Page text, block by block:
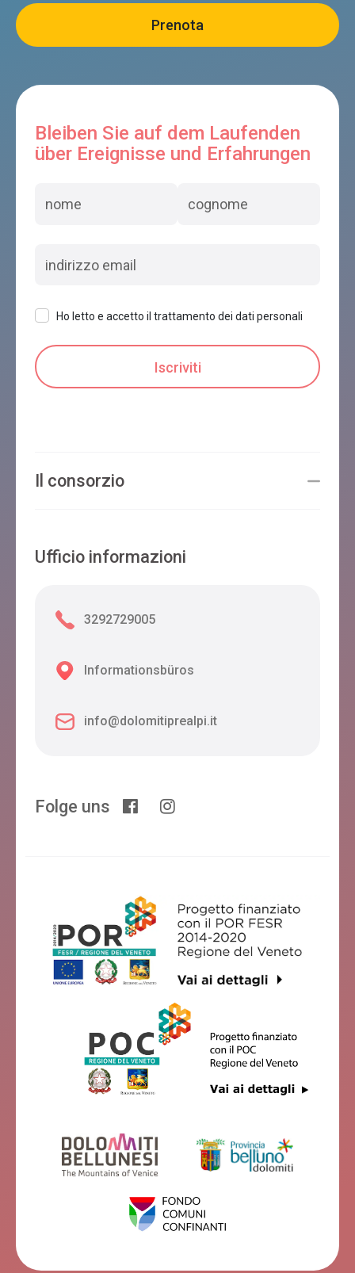
Bleiben Sie auf dem Laufenden
über Ereignisse und Erfahrungen
Ho letto e accetto il trattamento dei dati personali
Il consorzio
Ufficio informazioni
3292729005
Informationsbüros
info@dolomitiprealpi.it
Folge uns